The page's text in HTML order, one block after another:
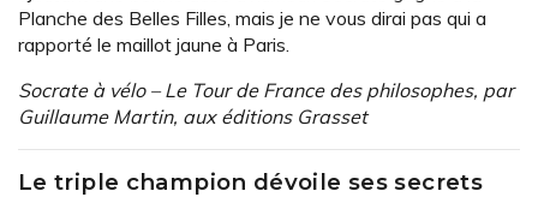
Planche des Belles Filles, mais je ne vous dirai pas qui a
rapporté le maillot jaune à Paris.
Socrate à vélo – Le Tour de France des philosophes, par
Guillaume Martin, aux éditions Grasset
Le triple champion dévoile ses secrets